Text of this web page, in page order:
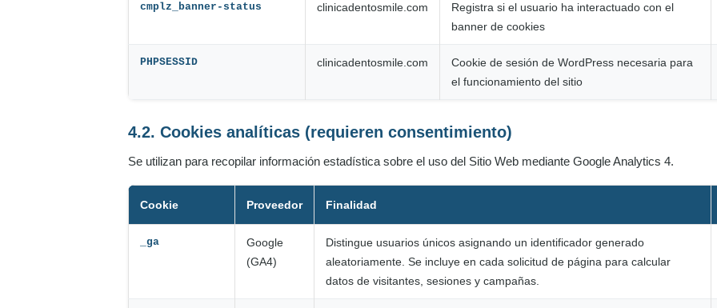
cmplz_banner-status clinicadentosmile.com
Registra si el usuario ha interactuado con el
banner de cookies
PHPSESSID clinicadentosmile.com
Cookie de sesión de WordPress necesaria para
el funcionamiento del sitio
4.2. Cookies analíticas (requieren consentimiento)
Se utilizan para recopilar información estadística sobre el uso del Sitio Web mediante Google Analytics 4.
Cookie Proveedor Finalidad
_ga
Google
(GA4)
Distingue usuarios únicos asignando un identificador generado
aleatoriamente. Se incluye en cada solicitud de página para calcular
datos de visitantes, sesiones y campañas.